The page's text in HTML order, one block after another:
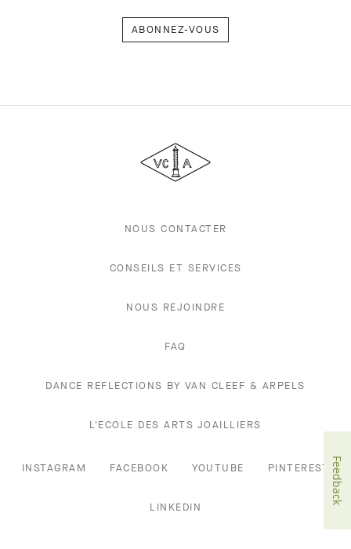
vous
&
Arpels
NOUS CONTACTER
CONSEILS ET SERVICES
NOUS REJOINDRE
FAQ
DANCE REFLECTIONS BY VAN CLEEF & ARPELS
L'ECOLE DES ARTS JOAILLIERS
INSTAGRAM FACEBOOK YOUTUBE PINTEREST
LINKEDIN
Feedback